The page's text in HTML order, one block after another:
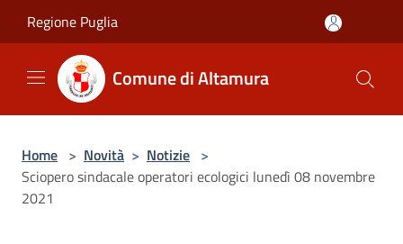
Regione Puglia
Comune di Altamura
Home > Novità > Notizie >
Sciopero sindacale operatori ecologici lunedì 08 novembre
2021